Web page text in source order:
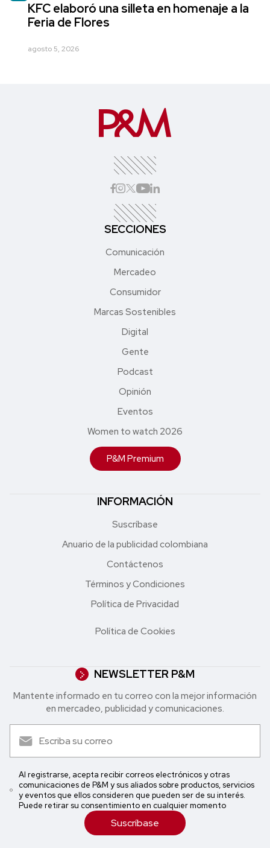
KFC elaboró una silleta en homenaje a la
Feria de Flores
agosto 5, 2026
SECCIONES
Comunicación
Mercadeo
Consumidor
Marcas Sostenibles
Digital
Gente
Podcast
Opinión
Eventos
Women to watch 2026
P&M Premium
INFORMACIÓN
Suscríbase
Anuario de la publicidad colombiana
Contáctenos
Términos y Condiciones
Política de Privacidad
Política de Cookies
NEWSLETTER P&M
Mantente informado en tu correo con la mejor in formación
en mercadeo, publicidad y comunicaciones.
Al registrarse, acepta recibir correos electrónicos y otras
comunicaciones de P&M y sus aliados sobre productos, servicios
y eventos que ellos consideren que pueden ser de su interés.
Puede retirar su consentimiento en cualquier momento
Suscríbase